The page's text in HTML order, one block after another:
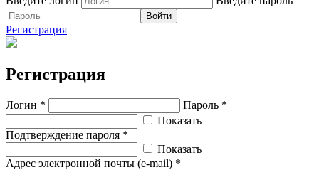
Войти
Регистрация
Регистрация
Логин *
Пароль *
Показать
Подтверждение пароля *
Показать
Адрес электронной почты (e-mail) *